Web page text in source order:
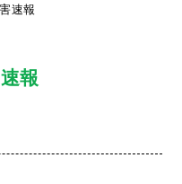
速報
報